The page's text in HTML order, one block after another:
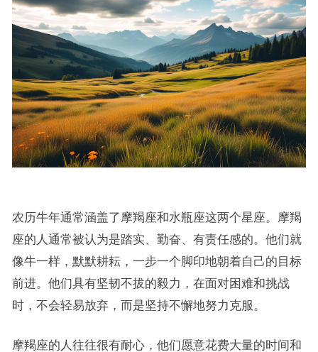
农历牛年通常涵盖了摩羯座和水瓶座这两个星座。摩羯
座的人通常被认为是踏实、勤奋、有责任感的。他们就
像牛一样，默默耕耘，一步一个脚印地朝着自己的目标
前进。他们具有坚韧不拔的毅力，在面对困难和挑战
时，不会轻易放弃，而是坚持不懈地努力克服。
摩羯座的人往往很有耐心，他们愿意花费大量的时间和